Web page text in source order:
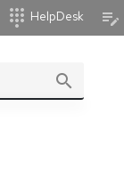
search
dialpad HelpDesk edit_note